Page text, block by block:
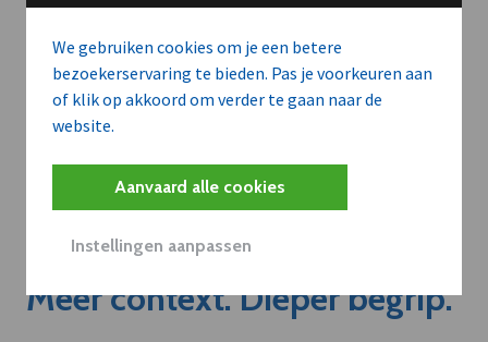
We gebruiken cookies om je een betere
bezoekerservaring te bieden. Pas je voorkeuren aan
of klik op akkoord om verder te gaan naar de
website.
Aanvaard alle cookies
Instellingen aanpassen
Meer context. Dieper begrip.